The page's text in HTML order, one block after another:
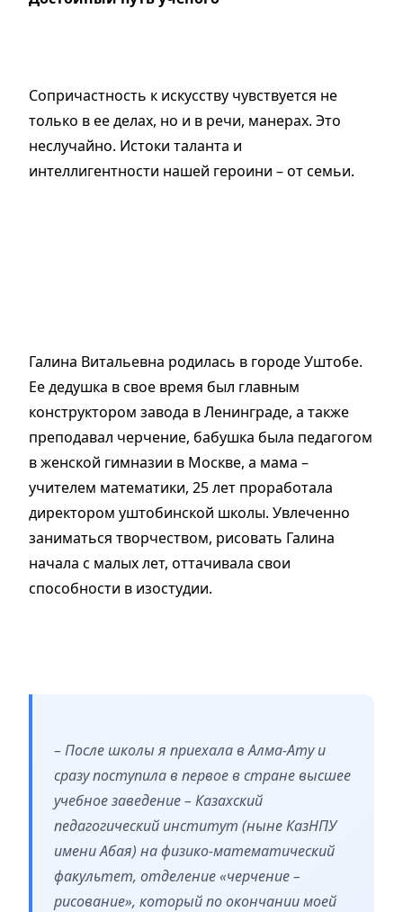
Сопричастность к искусству чувствуется не
только в ее делах, но и в речи, манерах. Это
неслучайно. Истоки таланта и
интеллигентности нашей героини – от семьи.
Галина Витальевна родилась в городе Уштобе.
Ее дедушка в свое время был главным
конструктором завода в Ленинграде, а также
преподавал черчение, бабушка была педагогом
в женской гимназии в Москве, а мама –
учителем математики, 25 лет проработала
директором уштобинской школы. Увлеченно
заниматься творчеством, рисовать Галина
начала с малых лет, оттачивала свои
способности в изостудии.
– После школы я приехала в Алма-Ату и
сразу поступила в первое в стране высшее
учебное заведение – Казахский
педагогический институт (ныне КазНПУ
имени Абая) на физико-математический
факультет, отделение «черчение –
рисование», который по окончании моей